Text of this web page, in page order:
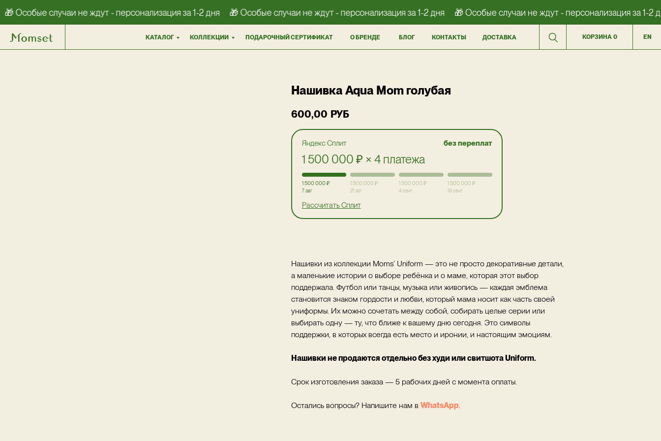
Особые случаи не ждут - персонализация за 1-2 дня 🎁 Особые случаи не ждут - персонализация за 1-2 дня 🎁 Особые случаи не ждут - персонализация за 1-2
О БРЕНДЕ
КАТАЛОГ ПОДАРОЧНЫЙ СЕРТИФИКАТ КОНТАКТЫ
КОЛЛЕКЦИИ БЛОГ ДОСТАВКА КОРЗИНА EN
0
Нашивка Aqua Mom голубая
600,00 РУБ
Яндекс Сплит без переплат
1 500 000 ₽ × 4 платежа
1 500 000 ₽
7 авг
1 500 000 ₽
21 авг
1 500 000 ₽
4 сент
1 500 000 ₽
18 сент
Рассчитать Сплит
Нашивки из коллекции Moms’ Uniform — это не просто декоративные детали,
а маленькие истории о выборе ребёнка и о маме, которая этот выбор
поддержала. Футбол или танцы, музыка или живопись — каждая эмблема
становится знаком гордости и любви, который мама носит как часть своей
униформы. Их можно сочетать между собой, собирать целые серии или
выбирать одну — ту, что ближе к вашему дню сегодня. Это символы
поддержки, в которых всегда есть место и иронии, и настоящим эмоциям.
Нашивки не продаются отдельно без худи или свитшота Uniform.
Срок изготовления заказа — 5 рабочих дней с момента оплаты.
Остались вопросы? Напишите нам в WhatsApp.